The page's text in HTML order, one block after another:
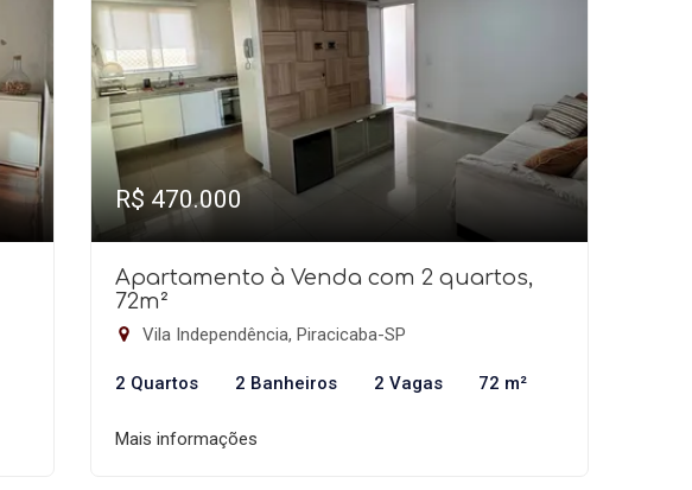
R$ 470.000
Apartamento à Venda com 2 quartos,
72m²
Vila Independência, Piracicaba-SP
2 Quartos 2 Banheiros 2 Vagas 72 m²
Mais informações